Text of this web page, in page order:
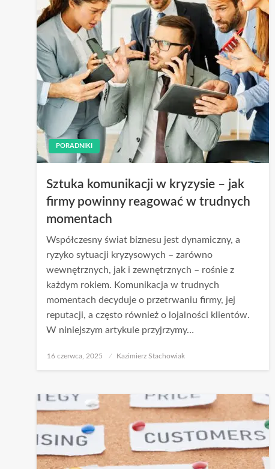
PORADNIKI
Sztuka komunikacji w kryzysie – jak
firmy powinny reagować w trudnych
momentach
Współczesny świat biznesu jest dynamiczny, a
ryzyko sytuacji kryzysowych – zarówno
wewnętrznych, jak i zewnętrznych – rośnie z
każdym rokiem. Komunikacja w trudnych
momentach decyduje o przetrwaniu firmy, jej
reputacji, a często również o lojalności klientów.
W niniejszym artykule przyjrzymy…
Opublikowane
16 czerwca, 2025 Kazimierz Stachowiak